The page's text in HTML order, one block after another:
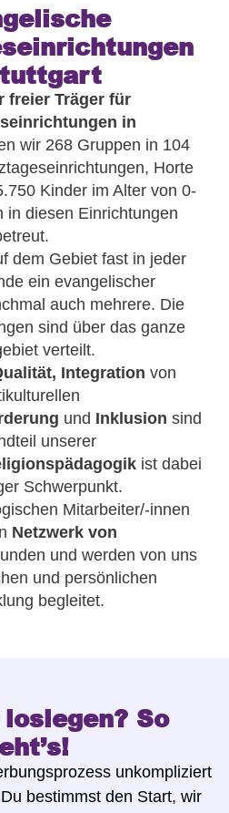
freier Träger für
in
wir 268 Gruppen in 104
Horte
Kinder im Alter von 0-
in diesen Einrichtungen
dem Gebiet fast in jeder
ein evangelischer
auch mehrere. Die
sind über das ganze
verteilt.
Integration von
und Inklusion sind
unserer
ist dabei
Schwerpunkt.
Mitarbeiter/-innen
Netzwerk von
und werden von uns
und persönlichen
begleitet.
So
unkompliziert
bestimmst den Start, wir